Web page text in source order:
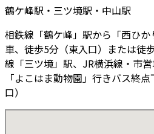
鶴ケ峰駅・三ツ境駅・中山駅
相鉄線「鶴ケ峰」駅から「西ひ
車、徒歩5分（東入口）または徒
線「三ツ境」駅、JR横浜線・市
「よこはま動物園」行きバス終
口）